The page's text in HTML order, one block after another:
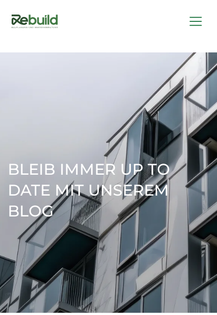
BLEIB IMMER UP TO
DATE MIT UNSEREM
BLOG